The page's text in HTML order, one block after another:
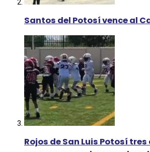
Santos del Potosí vence al
Rojos de San Luis Potosí